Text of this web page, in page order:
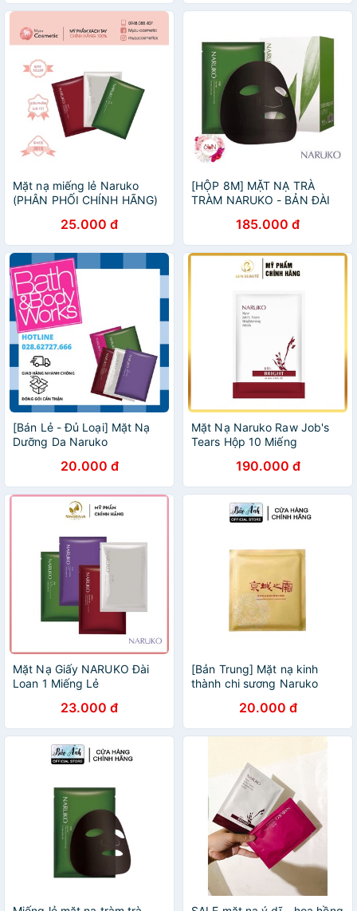
Mặt nạ miếng lẻ Naruko
(PHÂN PHỐI CHÍNH HÃNG)
25.000 đ
[HỘP 8M] MẶT NẠ TRÀ
TRÀM NARUKO - BẢN ĐÀI
185.000 đ
[Bán Lẻ - Đủ Loại] Mặt Nạ
Dưỡng Da Naruko
20.000 đ
Mặt Nạ Naruko Raw Job's
Tears Hộp 10 Miếng
190.000 đ
Mặt Nạ Giấy NARUKO Đài
Loan 1 Miếng Lẻ
23.000 đ
[Bản Trung] Mặt nạ kinh
thành chi sương Naruko
20.000 đ